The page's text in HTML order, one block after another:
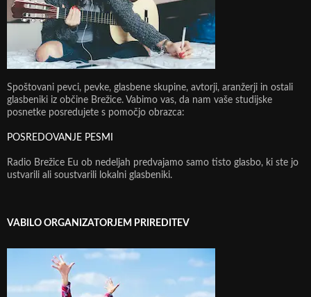
Spoštovani pevci, pevke, glasbene skupine, avtorji, aranžerji in ostali
glasbeniki iz občine Brežice. Vabimo vas, da nam vaše studijske
posnetke posredujete s pomočjo obrazca:
POSREDOVANJE PESMI
Radio Brežice Eu ob nedeljah predvajamo samo tisto glasbo, ki ste jo
ustvarili ali soustvarili lokalni glasbeniki.
VABILO ORGANIZATORJEM PRIREDITEV